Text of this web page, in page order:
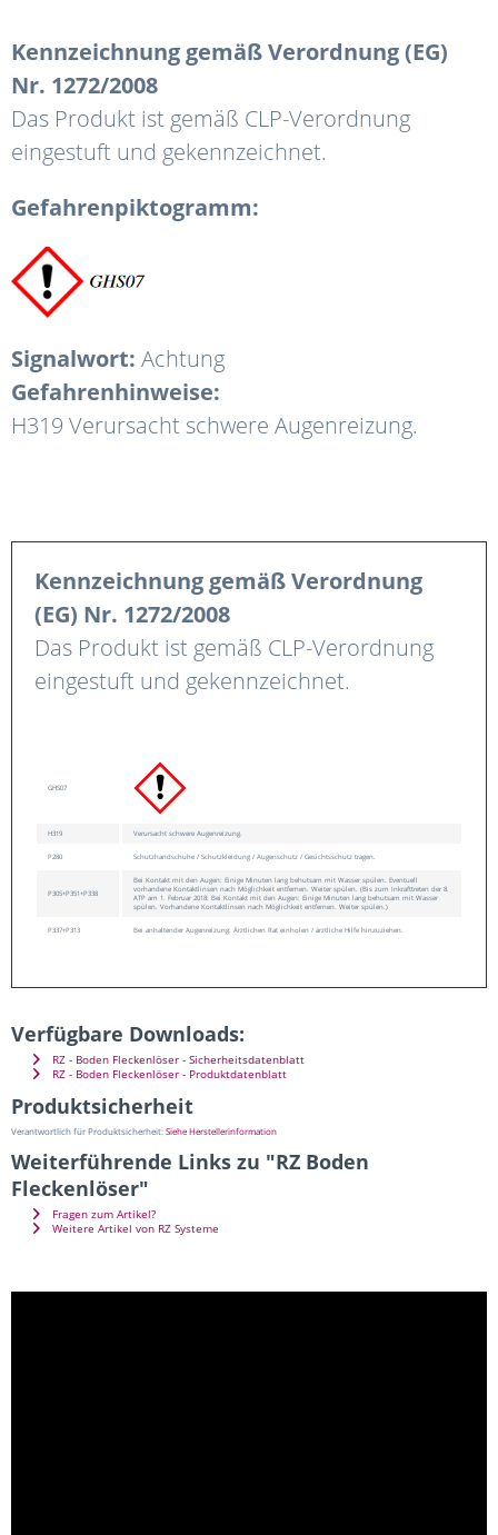
Kennzeichnung gemäß Verordnung (EG)
Nr. 1272/2008
Das Produkt ist gemäß CLP-Verordnung
eingestuft und gekennzeichnet.
Gefahrenpiktogramm:
Signalwort: Achtung
Gefahrenhinweise:
H319 Verursacht schwere Augenreizung.
Kennzeichnung gemäß Verordnung
(EG) Nr. 1272/2008
Das Produkt ist gemäß CLP-Verordnung
eingestuft und gekennzeichnet.
GHS07
H319 Verursacht schwere Augenreizung.
P280 Schutzhandschuhe / Schutzkleidung / Augenschutz / Gesichtsschutz tragen.
P305+P351+P338
Bei Kontakt mit den Augen: Einige Minuten lang behutsam mit Wasser spülen. Eventuell
vorhandene Kontaktlinsen nach Möglichkeit entfernen. Weiter spülen. (Bis zum Inkrafttreten der 8.
ATP am 1. Februar 2018: Bei Kontakt mit den Augen: Einige Minuten lang behutsam mit Wasser
spülen. Vorhandene Kontaktlinsen nach Möglichkeit entfernen. Weiter spülen.)
P337+P313 Bei anhaltender Augenreizung: Ärztlichen Rat einholen / ärztliche Hilfe hinzuziehen.
Verfügbare Downloads:
RZ - Boden Fleckenlöser - Sicherheitsdatenblatt
RZ - Boden Fleckenlöser - Produktdatenblatt
Produktsicherheit
Verantwortlich für Produktsicherheit:Siehe Herstellerinformation
Weiterführende Links zu "RZ Boden
Fleckenlöser"
Fragen zum Artikel?
Weitere Artikel von RZ Systeme